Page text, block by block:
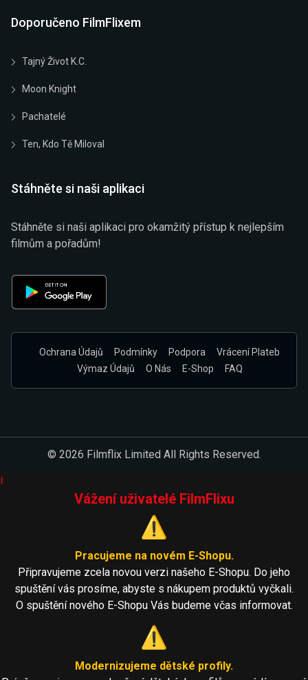
Doporučeno FilmFlixem
Tajný Život K.C.
Moon Knight
Pachatelé
Ten, Kdo Tě Miloval
Stáhněte si naši aplikaci
Stáhněte si naši aplikaci pro okamžitý přístup k nejlepším
filmům a pořadům!
Ochrana Údajů Podmínky Podpora
Vrácení Plateb
Výmaz Údajů
O Nás E-Shop FAQ
© 2026 Filmflix Limited All Rights Reserved.
i
Vážení uživatelé FilmFlixu
⚠️
Pracujeme na novém E-Shopu.
Připravujeme zcela novou verzi našeho E-Shopu. Do jeho
spuštění vás prosíme, abyste s nákupem produktů vyčkali.
O spuštění nového E-Shopu Vás budeme včas informovat.
⚠️
Modernizujeme dětské profily.